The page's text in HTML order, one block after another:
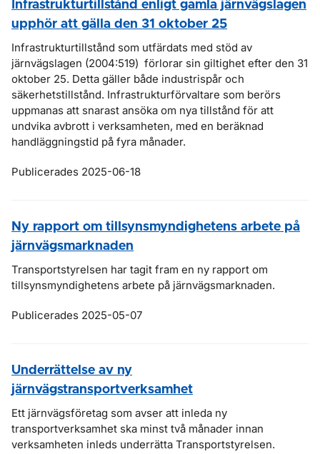
Infrastrukturtillstånd enligt gamla järnvägslagen
upphör att gälla den 31 oktober 25
Infrastrukturtillstånd som utfärdats med stöd av
järnvägslagen (2004:519) förlorar sin giltighet efter den 31
oktober 25. Detta gäller både industrispår och
säkerhetstillstånd. Infrastrukturförvaltare som berörs
uppmanas att snarast ansöka om nya tillstånd för att
undvika avbrott i verksamheten, med en beräknad
handläggningstid på fyra månader.
Publicerades 2025-06-18
Ny rapport om tillsynsmyndighetens arbete på
järnvägsmarknaden
Transportstyrelsen har tagit fram en ny rapport om
tillsynsmyndighetens arbete på järnvägsmarknaden.
Publicerades 2025-05-07
Underrättelse av ny
järnvägstransportverksamhet
Ett järnvägsföretag som avser att inleda ny
transportverksamhet ska minst två månader innan
verksamheten inleds underrätta Transportstyrelsen.